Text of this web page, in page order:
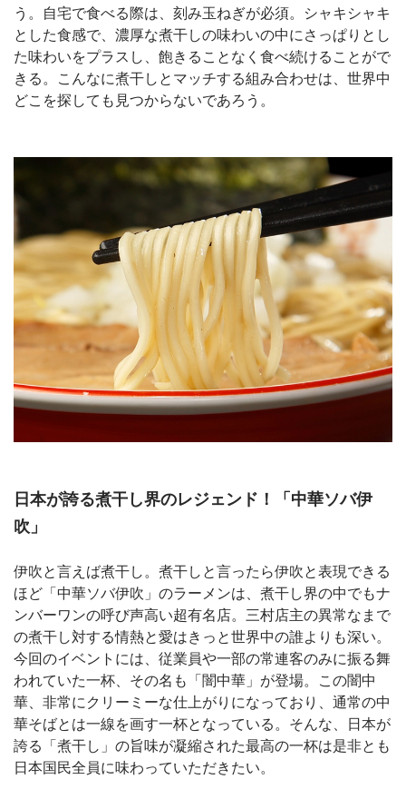
う。自宅で食べる際は、刻み玉ねぎが必須。シャキシャキ
とした食感で、濃厚な煮干しの味わいの中にさっぱりとし
た味わいをプラスし、飽きることなく食べ続けることがで
きる。こんなに煮干しとマッチする組み合わせは、世界中
どこを探しても見つからないであろう。
日本が誇る煮干し界のレジェンド！「中華ソバ伊
吹」
伊吹と言えば煮干し。煮干しと言ったら伊吹と表現できる
ほど「中華ソバ伊吹」のラーメンは、煮干し界の中でもナ
ンバーワンの呼び声高い超有名店。三村店主の異常なまで
の煮干し対する情熱と愛はきっと世界中の誰よりも深い。
今回のイベントには、従業員や一部の常連客のみに振る舞
われていた一杯、その名も「闇中華」が登場。この闇中
華、非常にクリーミーな仕上がりになっており、通常の中
華そばとは一線を画す一杯となっている。そんな、日本が
誇る「煮干し」の旨味が凝縮された最高の一杯は是非とも
日本国民全員に味わっていただきたい。